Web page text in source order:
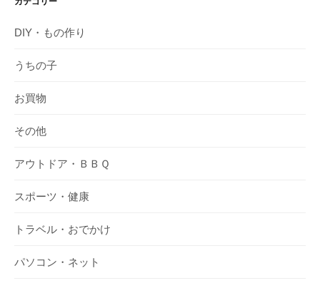
DIY・もの作り
うちの子
お買物
その他
アウトドア・ＢＢＱ
スポーツ・健康
トラベル・おでかけ
パソコン・ネット